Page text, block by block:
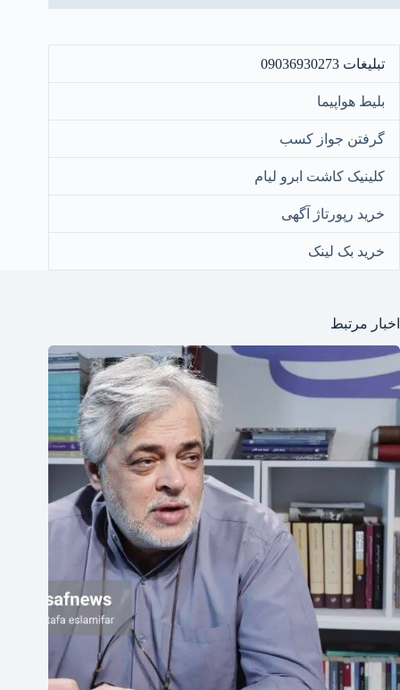
تبلیغات 09036930273
بلیط هواپیما
گرفتن جواز کسب
کلینیک کاشت ابرو لیام
خرید رپورتاژ آگهی
خرید بک لینک
اخبار مرتبط